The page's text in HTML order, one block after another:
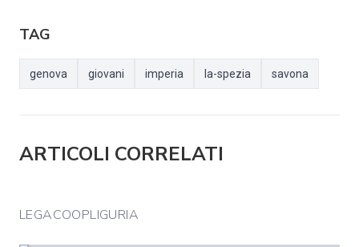
TAG
genova giovani imperia la-spezia savona
ARTICOLI CORRELATI
LEGACOOPLIGURIA